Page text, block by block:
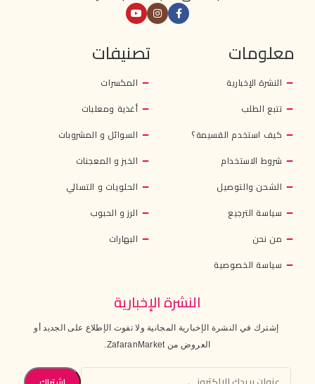
معلومات
النشرة الإخبارية
تتبع الطلب
كيف استخدم القسيمة؟
شروط الاستخدام
الشحن والتوصيل
سياسة الترجيع
من نحن
سياسة الخصوصية
تصنيفات
المكسرات
أغذية ومعلبات
السوائل و المشروبات
الخبز و المعجنات
الحلويات و التسالي
الرز و الحبوب
البهارات
النشرة الإخبارية
إشترك في النشرة الإخبارية المجانية ولا تفوت الإطلاع على الجديد أو
العروض من ZafaranMarket.